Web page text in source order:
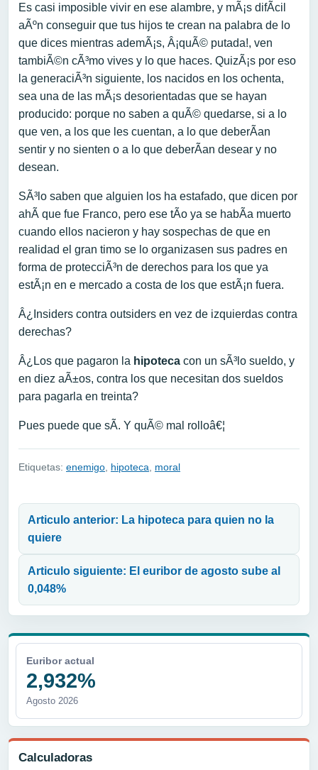
Euribor actual
2,932%
Agosto 2026
Calculadoras
Es casi imposible vivir en ese alambre, y mÃ¡s difÃ­cil
aÃºn conseguir que tus hijos te crean na palabra de lo
que dices mientras ademÃ¡s, Â¡quÃ© putada!, ven
tambiÃ©n cÃ³mo vives y lo que haces. QuizÃ¡s por eso
la generaciÃ³n siguiente, los nacidos en los ochenta,
sea una de las mÃ¡s desorientadas que se hayan
producido: porque no saben a quÃ© quedarse, si a lo
que ven, a los que les cuentan, a lo que deberÃ­an
sentir y no sienten o a lo que deberÃ­an desear y no
desean.
SÃ³lo saben que alguien los ha estafado, que dicen por
ahÃ­ que fue Franco, pero ese tÃ­o ya se habÃ­a muerto
cuando ellos nacieron y hay sospechas de que en
realidad el gran timo se lo organizasen sus padres en
forma de protecciÃ³n de derechos para los que ya
estÃ¡n en e mercado a costa de los que estÃ¡n fuera.
Â¿Insiders contra outsiders en vez de izquierdas contra
derechas?
Â¿Los que pagaron la hipoteca con un sÃ³lo sueldo, y
en diez aÃ±os, contra los que necesitan dos sueldos
para pagarla en treinta?
Pues puede que sÃ­. Y quÃ© mal rolloâ€¦
Etiquetas: enemigo hipoteca moral
Articulo anterior: La hipoteca para quien no la
quiere
Articulo siguiente: El euribor de agosto sube al
0,048%